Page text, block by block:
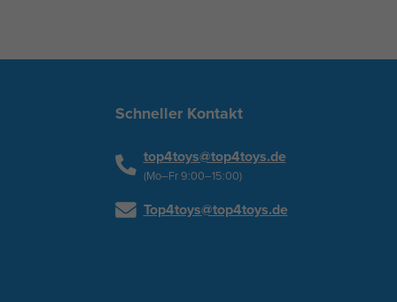
Schneller Kontakt
top4toys@top4toys.de
(Mo–Fr 9:00–15:00)
Top4toys@top4toys.de